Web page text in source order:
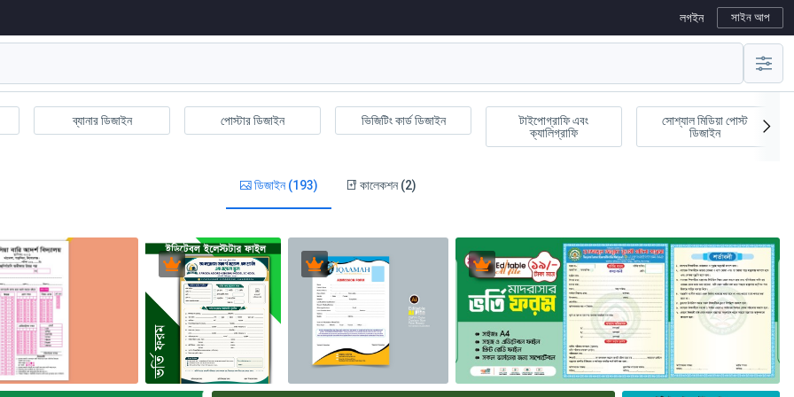
লগইন সাইন আপ
ব্যানার ডিজাইন পোস্টার ডিজাইন ভিজিটিং কার্ড ডিজাইন
টাইপোগ্রাফি এবং
ক্যালিগ্রাফি
সোশ্যাল মিডিয়া পোস্ট
ডিজাইন
ডিজাইন (193) কালেকশন (2)